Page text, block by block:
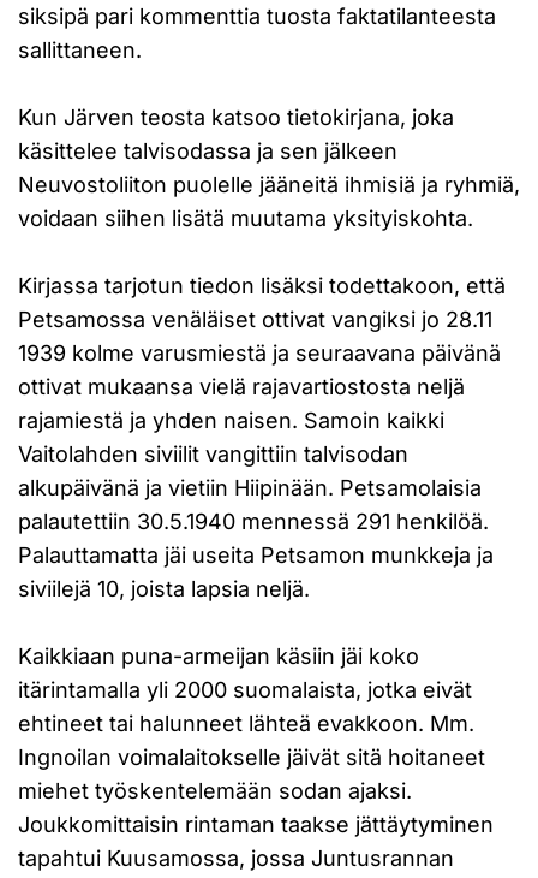
siksipä pari kommenttia tuosta faktatilanteesta
sallittaneen.
Kun Järven teosta katsoo tietokirjana, joka
käsittelee talvisodassa ja sen jälkeen
Neuvostoliiton puolelle jääneitä ihmisiä ja ryhmiä,
voidaan siihen lisätä muutama yksityiskohta.
Kirjassa tarjotun tiedon lisäksi todettakoon, että
Petsamossa venäläiset ottivat vangiksi jo 28.11
1939 kolme varusmiestä ja seuraavana päivänä
ottivat mukaansa vielä rajavartiostosta neljä
rajamiestä ja yhden naisen. Samoin kaikki
Vaitolahden siviilit vangittiin talvisodan
alkupäivänä ja vietiin Hiipinään. Petsamolaisia
palautettiin 30.5.1940 mennessä 291 henkilöä.
Palauttamatta jäi useita Petsamon munkkeja ja
siviilejä 10, joista lapsia neljä.
Kaikkiaan puna-armeijan käsiin jäi koko
itärintamalla yli 2000 suomalaista, jotka eivät
ehtineet tai halunneet lähteä evakkoon. Mm.
Ingnoilan voimalaitokselle jäivät sitä hoitaneet
miehet työskentelemään sodan ajaksi.
Joukkomittaisin rintaman taakse jättäytyminen
tapahtui Kuusamossa, jossa Juntusrannan